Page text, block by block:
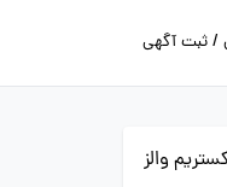
/ ثبت آگهی
والز